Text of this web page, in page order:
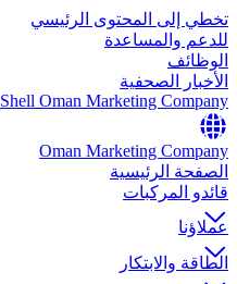
تخطي إلى المحتوى الرئيسي
للدعم والمساعدة
الوظائف
الأخبار الصحفية
Shell Oman Marketing Company
Oman Marketing Company
الصفحة الرئيسية
قائدو المركبات
عملاؤنا
الطاقة والابتكار